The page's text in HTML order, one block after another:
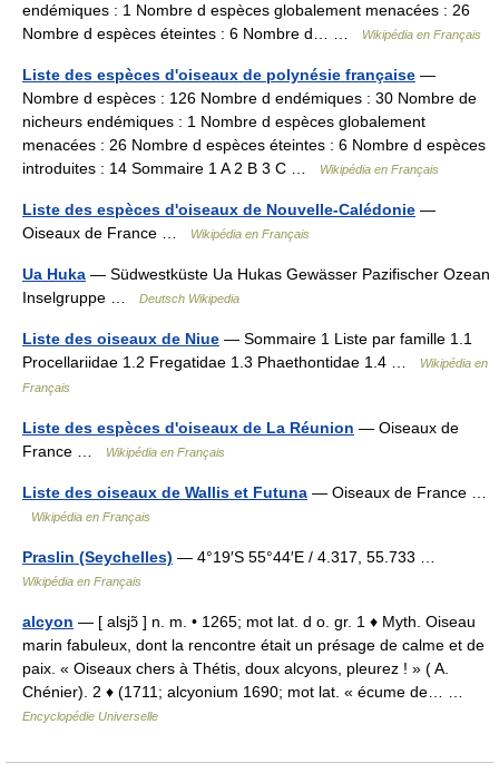
endémiques : 1 Nombre d espèces globalement menacées : 26
Nombre d espèces éteintes : 6 Nombre d… …
Wikipédia en Français
Liste des espèces d'oiseaux de polynésie française —
Nombre d espèces : 126 Nombre d endémiques : 30 Nombre de
nicheurs endémiques : 1 Nombre d espèces globalement
menacées : 26 Nombre d espèces éteintes : 6 Nombre d espèces
introduites : 14 Sommaire 1 A 2 B 3 C …
Wikipédia en Français
Liste des espèces d'oiseaux de Nouvelle-Calédonie —
Oiseaux de France …
Wikipédia en Français
Ua Huka — Südwestküste Ua Hukas Gewässer Pazifischer Ozean
Inselgruppe …
Deutsch Wikipedia
Liste des oiseaux de Niue — Sommaire 1 Liste par famille 1.1
Procellariidae 1.2 Fregatidae 1.3 Phaethontidae 1.4 …
Wikipédia en
Français
Liste des espèces d'oiseaux de La Réunion — Oiseaux de
France …
Wikipédia en Français
Liste des oiseaux de Wallis et Futuna — Oiseaux de France …
Wikipédia en Français
Praslin (Seychelles) — 4°19′S 55°44′E / 4.317, 55.733 …
Wikipédia en Français
alcyon — [ alsjɔ̃ ] n. m. • 1265; mot lat. d o. gr. 1 ♦ Myth. Oiseau
marin fabuleux, dont la rencontre était un présage de calme et de
paix. « Oiseaux chers à Thétis, doux alcyons, pleurez ! » ( A.
Chénier). 2 ♦ (1711; alcyonium 1690; mot lat. « écume de… …
Encyclopédie Universelle